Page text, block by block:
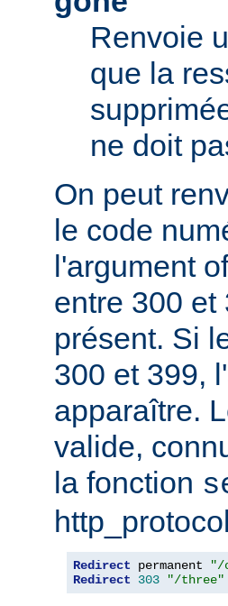
Renvoie
que la
ne doit
On peut
le code
l'argument
entre 300
présent. Si
300 et 399,
apparaître.
valide,
la fonction
Redirect permanent "/
Redirect
303 "/three"